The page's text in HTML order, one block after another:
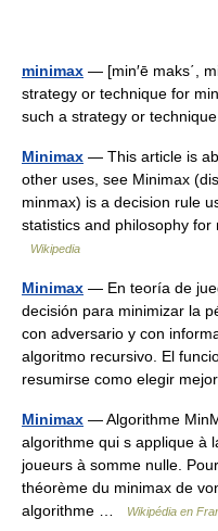
minimax — [min′ē maks΄,
strategy or technique for
such a strategy or
Minimax — This article is
other uses, see Minimax
minmax) is a decision rule
statistics and philosophy
Wikipedia
Minimax — En teoría de
decisión para minimizar la
con adversario y con
algoritmo recursivo. El
resumirse como elegir
Minimax — Algorithme
algorithme qui s applique à
joueurs à somme nulle.
théorème du minimax de
algorithme …
Wikipédia en